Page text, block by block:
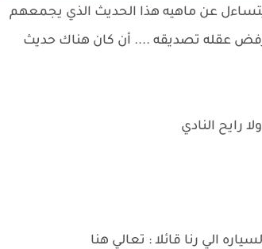
عن ماهيه هذا الحديث الذي يجمعهم
عقله تصديقه .... أن كان هناك حديث
رايح النادي
الي رنا قائلا : تعالي هنا